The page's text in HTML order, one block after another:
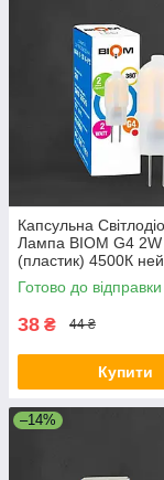
Капсульна
Лампа BIOM G4
(пластик) 4500К
білий
Готово до відправки
38 ₴ 44 ₴
Купити
–14%